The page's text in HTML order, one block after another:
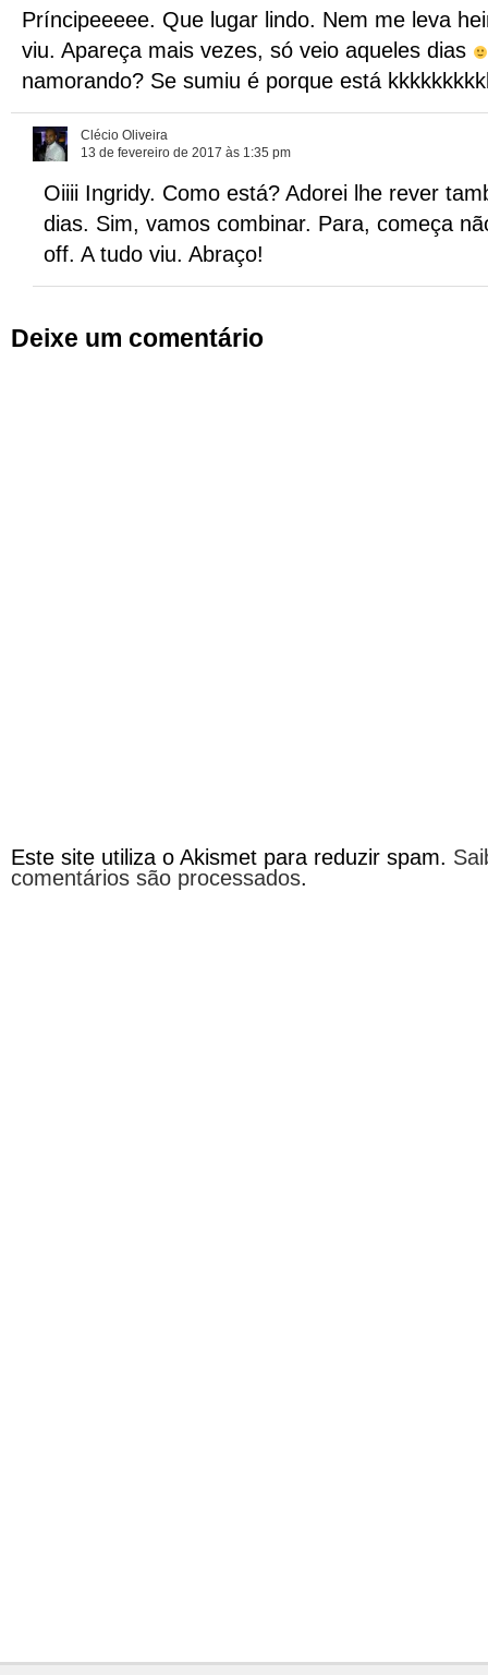
Príncipeeeee. Que lugar lindo. Nem me leva
viu. Apareça mais vezes, só veio aqueles dias
namorando? Se sumiu é porque está
Clécio Oliveira
13 de fevereiro de 2017 às 1:35 pm
Oiiii Ingridy. Como está? Adorei lhe rever
dias. Sim, vamos combinar. Para, começa
off. A tudo viu. Abraço!
Deixe um comentário
Este site utiliza o Akismet para reduzir spam.
comentários são processados.